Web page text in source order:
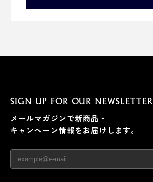
SIGN UP FOR OUR NEWSLETTER
メールマガジンで新商品・
キャンペーン情報をお届けします。